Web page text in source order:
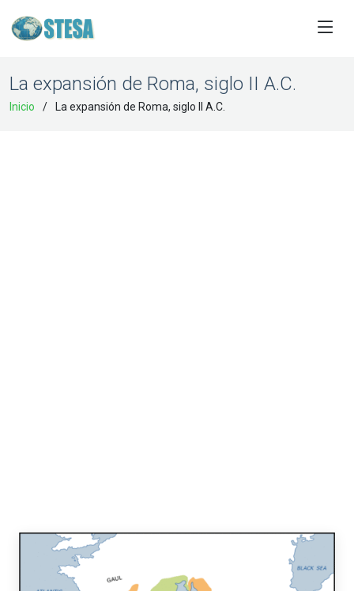
La expansión de Roma, siglo II A.C.
Inicio La expansión de Roma, siglo II A.C.